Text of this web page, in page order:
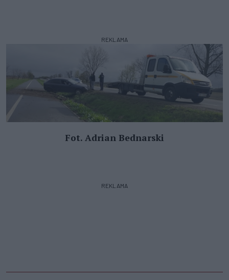
REKLAMA
Fot. Adrian Bednarski
REKLAMA